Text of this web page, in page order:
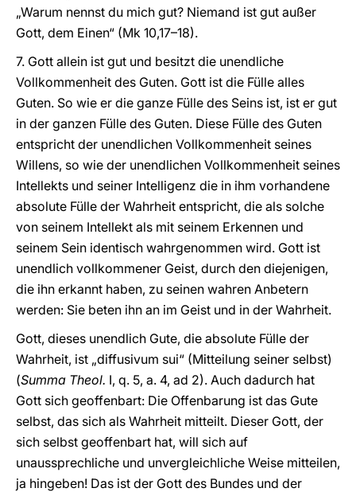
„Warum nennst du mich gut? Niemand ist gut außer
Gott, dem Einen“ (Mk 10,17–18).
7. Gott allein ist gut und besitzt die unendliche
Vollkommenheit des Guten. Gott ist die Fülle alles
Guten. So wie er die ganze Fülle des Seins ist, ist er gut
in der ganzen Fülle des Guten. Diese Fülle des Guten
entspricht der unendlichen Vollkommenheit seines
Willens, so wie der unendlichen Vollkommenheit seines
Intellekts und seiner Intelligenz die in ihm vorhandene
absolute Fülle der Wahrheit entspricht, die als solche
von seinem Intellekt als mit seinem Erkennen und
seinem Sein identisch wahrgenommen wird. Gott ist
unendlich vollkommener Geist, durch den diejenigen,
die ihn erkannt haben, zu seinen wahren Anbetern
werden: Sie beten ihn an im Geist und in der Wahrheit.
Gott, dieses unendlich Gute, die absolute Fülle der
Wahrheit, ist „diffusivum sui“ (Mitteilung seiner selbst)
(Summa Theol. I, q. 5, a. 4, ad 2). Auch dadurch hat
Gott sich geoffenbart: Die Offenbarung ist das Gute
selbst, das sich als Wahrheit mitteilt. Dieser Gott, der
sich selbst geoffenbart hat, will sich auf
unaussprechliche und unvergleichliche Weise mitteilen,
ja hingeben! Das ist der Gott des Bundes und der